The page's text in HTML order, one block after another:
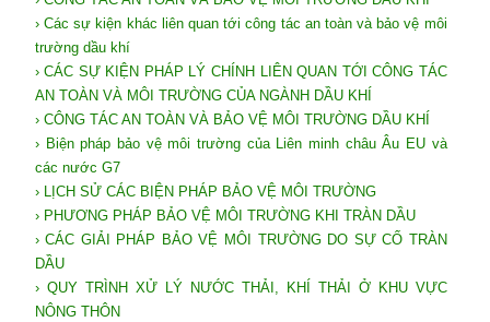
› Các sự kiện khác liên quan tới công tác an toàn và bảo vệ môi
trường dầu khí
› CÁC SỰ KIỆN PHÁP LÝ CHÍNH LIÊN QUAN TỚI CÔNG TÁC
AN TOÀN VÀ MÔI TRƯỜNG CỦA NGÀNH DẦU KHÍ
› CÔNG TÁC AN TOÀN VÀ BẢO VỆ MÔI TRƯỜNG DẦU KHÍ
› Biện pháp bảo vệ môi trường của Liên minh châu Âu EU và
các nước G7
› LỊCH SỬ CÁC BIỆN PHÁP BẢO VỆ MÔI TRƯỜNG
› PHƯƠNG PHÁP BẢO VỆ MÔI TRƯỜNG KHI TRÀN DẦU
› CÁC GIẢI PHÁP BẢO VỆ MÔI TRƯỜNG DO SỰ CỐ TRÀN
DẦU
› QUY TRÌNH XỬ LÝ NƯỚC THẢI, KHÍ THẢI Ở KHU VỰC
NÔNG THÔN